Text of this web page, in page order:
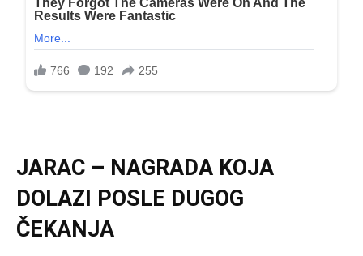
JARAC – NAGRADA KOJA
DOLAZI POSLE DUGOG
ČEKANJA